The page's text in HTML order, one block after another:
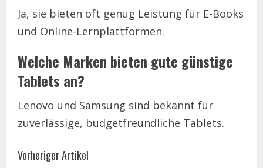
Ja, sie bieten oft genug Leistung für E-Books
und Online-Lernplattformen.
Welche Marken bieten gute günstige
Tablets an?
Lenovo und Samsung sind bekannt für
zuverlässige, budgetfreundliche Tablets.
C
Vorheriger Artikel